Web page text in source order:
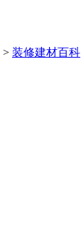
> 装修建材百科